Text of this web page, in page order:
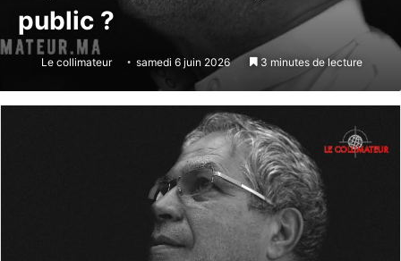
public ?
Le collimateur samedi 6 juin 2026 3 minutes de lecture